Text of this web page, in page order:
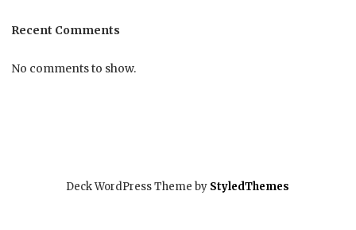
Recent Comments
No comments to show.
Deck WordPress Theme by StyledThemes